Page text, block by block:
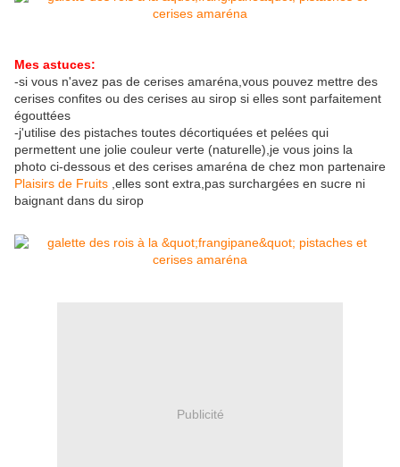
Mes astuces:
-si vous n'avez pas de cerises amaréna,vous pouvez mettre des
cerises confites ou des cerises au sirop si elles sont parfaitement
égouttées
-j'utilise des pistaches toutes décortiquées et pelées qui
permettent une jolie couleur verte (naturelle),je vous joins la
photo ci-dessous et des cerises amaréna de chez mon partenaire
Plaisirs de Fruits ,elles sont extra,pas surchargées en sucre ni
baignant dans du sirop
Publicité